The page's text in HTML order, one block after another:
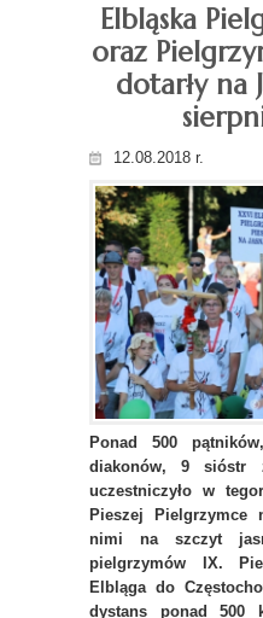
Elbląska
oraz
dotarły na
12.08.2018 r.
Ponad 500
diakonów, 9 sióstr
uczestniczyło w
Pieszej
nimi na szczyt
pielgrzymów IX.
Elbląga do
dystans ponad